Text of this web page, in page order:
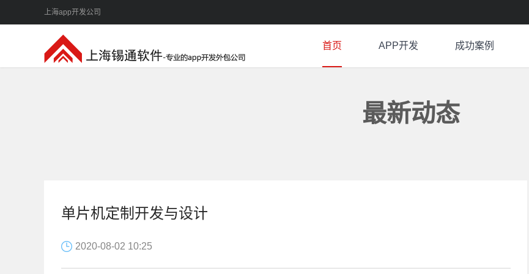
上海app开发公司
首页 APP开发 成功案例
最新动态
单片机定制开发与设计
2020-08-02 10:25